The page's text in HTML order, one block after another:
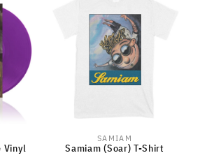
Vinyl Anbieter:
SAMIAM
Samiam (Soar) T-Shirt